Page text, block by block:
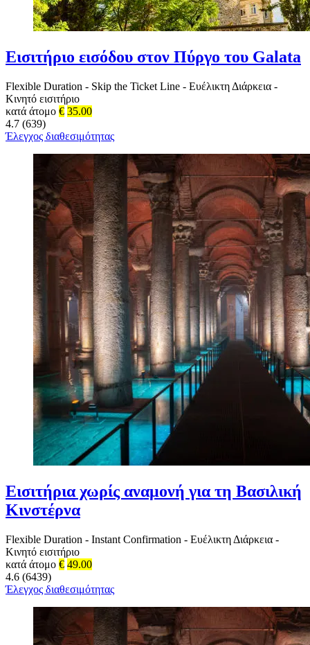
Εισιτήριο εισόδου στον Πύργο του Galata
Flexible Duration - Skip the Ticket Line - Ευέλικτη Διάρκεια -
Κινητό εισιτήριο
κατά άτομο € 35.00
4.7 (639)
Έλεγχος διαθεσιμότητας
Εισιτήρια χωρίς αναμονή για τη Βασιλική
Κινστέρνα
Flexible Duration - Instant Confirmation - Ευέλικτη Διάρκεια -
Κινητό εισιτήριο
κατά άτομο € 49.00
4.6 (6439)
Έλεγχος διαθεσιμότητας